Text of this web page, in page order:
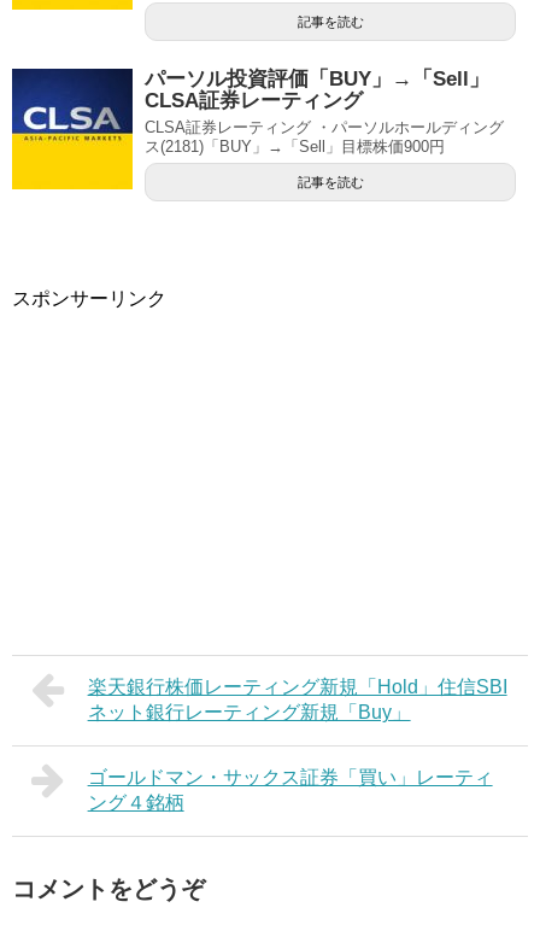
記事を読む
パーソル投資評価「BUY」→「Sell」
CLSA証券レーティング
CLSA証券レーティング ・パーソルホールディング
ス(2181)「BUY」→「Sell」目標株価900円
記事を読む
スポンサーリンク
楽天銀行株価レーティング新規「Hold」住信SBI
ネット銀行レーティング新規「Buy」
ゴールドマン・サックス証券「買い」レーティ
ング４銘柄
コメントをどうぞ